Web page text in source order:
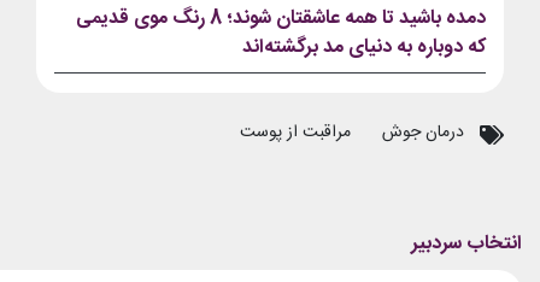
دمده باشید تا همه عاشقتان شوند؛ 8 رنگ موی قدیمی
که دوباره به دنیای مد برگشته‌اند
درمان جوش مراقبت از پوست